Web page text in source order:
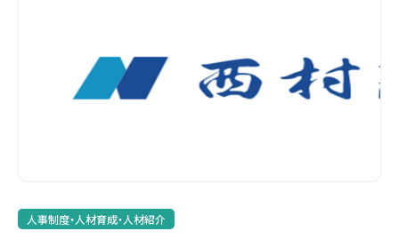
人事制度・人材育成・人材紹介